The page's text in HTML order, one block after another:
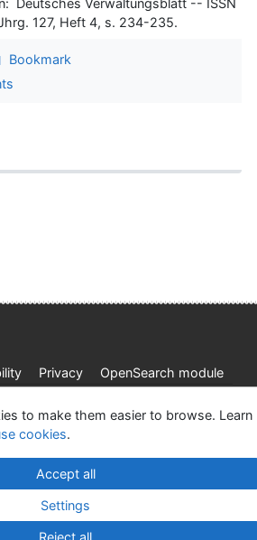
Deutsches Verwaltungsblatt -- ISSN
127, Heft 4, s. 234-235.
Bookmark
Privacy
OpenSearch module
se sídlem Joštova 625/8,
-Cosmotron Slovakia, s.r.o.
to make them easier to browse. Learn
cookies.
Accept all
Settings
Reject all